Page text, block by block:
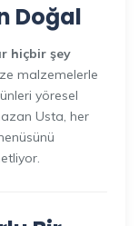
Doğal
hiçbir şey
malzemelerle
yöresel
Usta, her